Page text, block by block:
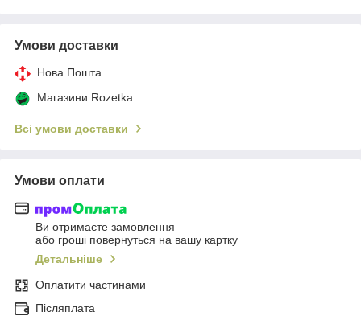
Умови доставки
Нова Пошта
Магазини Rozetka
Всі умови доставки
Умови оплати
Ви отримаєте замовлення
або гроші повернуться на вашу картку
Детальніше
Оплатити частинами
Післяплата